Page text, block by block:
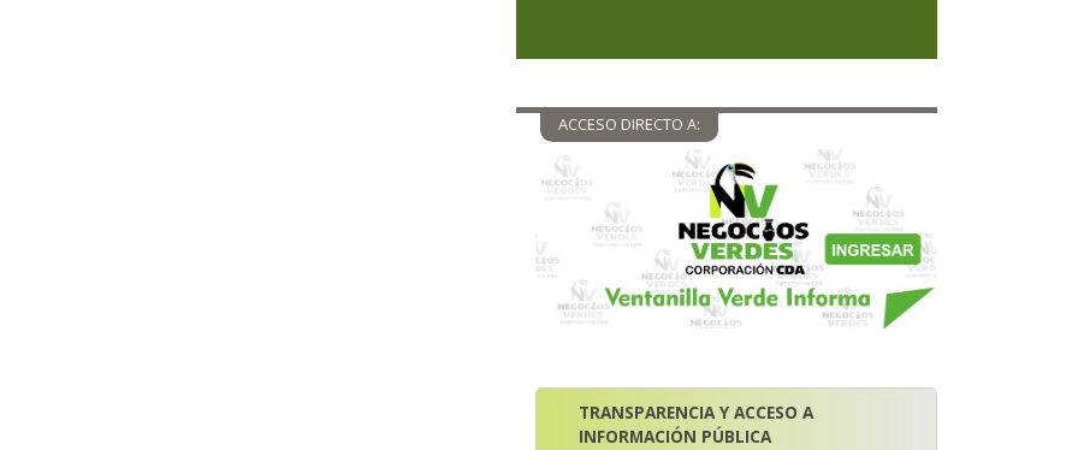
ACCESO DIRECTO A:
TRANSPARENCIA Y ACCESO A
INFORMACIÓN PÚBLICA